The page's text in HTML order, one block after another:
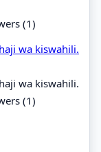
(1)
wa kiswahili.
wa kiswahili.
(1)